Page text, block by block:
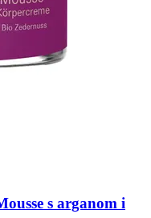
s arganom i